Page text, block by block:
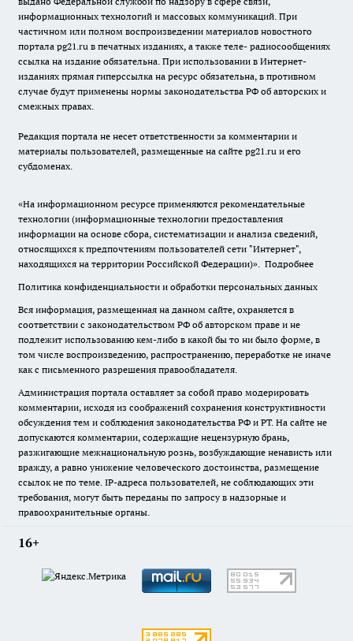
информационных технологий и массовых коммуникаций. При
частичном или полном воспроизведении материалов новостного
портала pg21.ru в печатных изданиях, а также теле- радиосообщениях
ссылка на издание обязательна. При использовании в Интернет-
изданиях прямая гиперссылка на ресурс обязательна, в противном
случае будут применены нормы законодательства РФ об авторских и
смежных правах.
Редакция портала не несет ответственности за комментарии и
материалы пользователей, размещенные на сайте pg21.ru и его
субдоменах.
«На информационном ресурсе применяются рекомендательные
технологии (информационные технологии предоставления
информации на основе сбора, систематизации и анализа сведений,
относящихся к предпочтениям пользователей сети "Интернет",
находящихся на территории Российской Федерации)». Подробнее
Политика конфиденциальности и обработки персональных данных
Вся информация, размещенная на данном сайте, охраняется в
соответствии с законодательством РФ об авторском праве и не
подлежит использованию кем-либо в какой бы то ни было форме, в
том числе воспроизведению, распространению, переработке не иначе
как с письменного разрешения правообладателя.
Администрация портала оставляет за собой право модерировать
комментарии, исходя из соображений сохранения конструктивности
обсуждения тем и соблюдения законодательства РФ и РТ. На сайте не
допускаются комментарии, содержащие нецензурную брань,
разжигающие межнациональную рознь, возбуждающие ненависть или
вражду, а равно унижение человеческого достоинства, размещение
ссылок не по теме. IP-адреса пользователей, не соблюдающих эти
требования, могут быть переданы по запросу в надзорные и
правоохранительные органы.
16+